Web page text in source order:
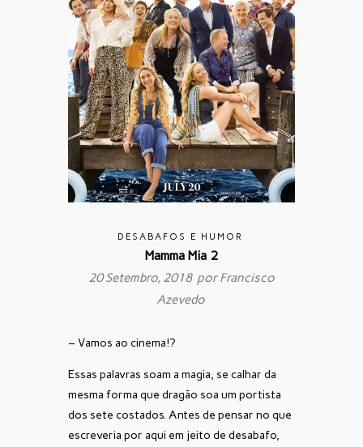
DESABAFOS E HUMOR
Mamma Mia 2
20 Setembro, 2018 porFrancisco
Azevedo
– Vamos ao cinema!?
Essas palavras soam a magia, se calhar da
mesma forma que dragão soa um portista
dos sete costados. Antes de pensar no que
escreveria por aqui em jeito de desabafo,